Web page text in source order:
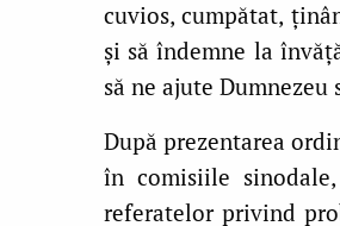
cuvios, cumpătat,
și să îndemne la
să ne ajute Dumnezeu
După prezentarea
în comisiile
referatelor privind